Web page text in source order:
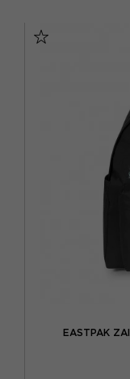
EASTPAK